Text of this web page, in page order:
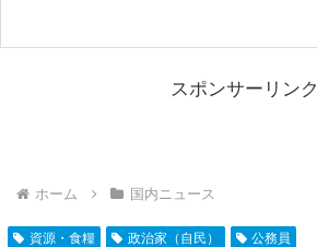
スポンサーリンク
ホーム 国内ニュース
資源・食糧 政治家（自民） 公務員